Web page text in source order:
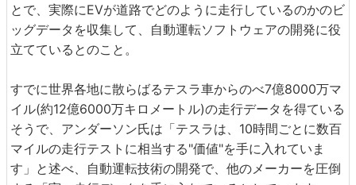
とで、実際にEVが道路でどのように走行しているのかのビ
ッグデータを収集して、自動運転ソフトウェアの開発に役
立てているとのこと。
すでに世界各地に散らばるテスラ車からのべ7億8000万マ
イル(約12億6000万キロメートル)の走行データを得ている
そうで、アンダーソン氏は「テスラは、10時間ごとに数百
マイルの走行テストに相当する"価値"を手に入れていま
す」と述べ、自動運転技術の開発で、他のメーカーを圧倒